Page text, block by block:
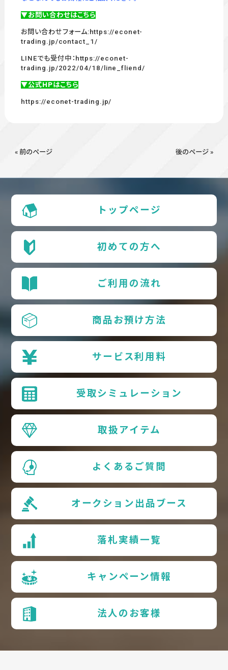
▼お問い合わせはこちら
お問い合わせフォーム: https://econet-
trading.jp/contact_1/
LINEでも受付中： https://econet-
trading.jp/2022/04/18/line_fliend/
▼公式HPはこちら
https://econet-trading.jp/
« 前のページ 後のページ »
トップページ
初めての方へ
ご利用の流れ
商品お預け方法
サービス利用料
受取シミュレーション
取扱アイテム
よくあるご質問
オークション出品ブース
落札実績一覧
キャンペーン情報
法人のお客様